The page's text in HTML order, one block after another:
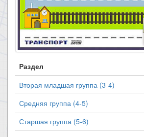
Раздел
Вторая младшая группа (3-4)
Средняя группа (4-5)
Старшая группа (5-6)